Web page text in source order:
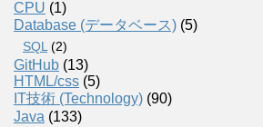
CPU (1)
Database (データベース) (5)
SQL (2)
GitHub (13)
HTML/css (5)
IT技術 (Technology) (90)
Java (133)